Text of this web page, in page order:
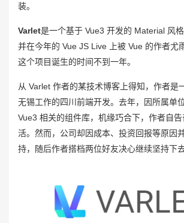
装。
Varlet是一个基于 Vue3 开发的 Material 风格
并在今年的 Vue JS Live 上被 Vue 的作者尤
这个项目诞生的时间不到一年。
从 Varlet 作者的某技术博客上得知，作者是
无锡工作的四川前端开发。去年，因所属单
Vue3 相关的组件库，机缘巧合下，作者自
活。然而，公司却因成本、投资回报等原因
持，随后作者搭档两位好友决心继续坚持下去